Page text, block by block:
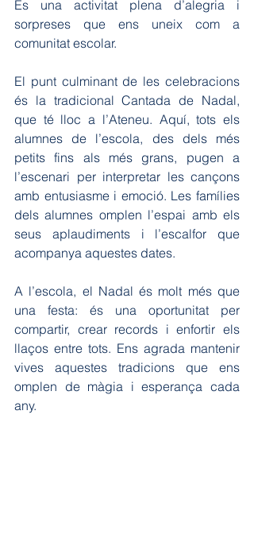
És una activitat plena d’alegria i
sorpreses que ens uneix com a
comunitat escolar.
El punt culminant de les celebracions
és la tradicional Cantada de Nadal,
que té lloc a l’Ateneu. Aquí, tots els
alumnes de l’escola, des dels més
petits fins als més grans, pugen a
l’escenari per interpretar les cançons
amb entusiasme i emoció. Les famílies
dels alumnes omplen l’espai amb els
seus aplaudiments i l’escalfor que
acompanya aquestes dates.
A l’escola, el Nadal és molt més que
una festa: és una oportunitat per
compartir, crear records i enfortir els
llaços entre tots. Ens agrada mantenir
vives aquestes tradicions que ens
omplen de màgia i esperança cada
any.